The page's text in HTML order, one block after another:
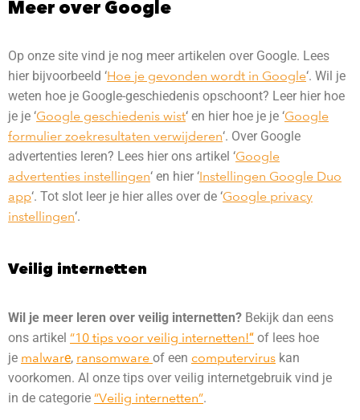
Meer over Google
Op onze site vind je nog meer artikelen over Google. Lees
hier bijvoorbeeld ‘Hoe je gevonden wordt in Google‘. Wil je
weten hoe je Google-geschiedenis opschoont? Leer hier hoe
je je ‘Google geschiedenis wist‘ en hier hoe je je ‘Google
formulier zoekresultaten verwijderen‘. Over Google
advertenties leren? Lees hier ons artikel ‘Google
advertenties instellingen‘ en hier ‘Instellingen Google Duo
app‘. Tot slot leer je hier alles over de ‘Google privacy
instellingen‘.
Veilig internetten
Wil je meer leren over veilig internetten? Bekijk dan eens
ons artikel “10 tips voor veilig internetten!“ of lees hoe
je malware, ransomware of een computervirus kan
voorkomen. Al onze tips over veilig internetgebruik vind je
in de categorie “Veilig internetten”.